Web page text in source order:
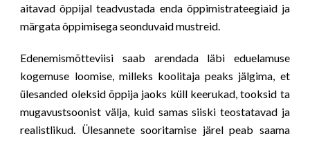
aitavad õppijal teadvustada enda õppimistrateegiaid ja
märgata õppimisega seonduvaid mustreid.
Edenemismõtteviisi saab arendada läbi eduelamuse
kogemuse loomise, milleks koolitaja peaks jälgima, et
ülesanded oleksid õppija jaoks küll keerukad, tooksid ta
mugavustsoonist välja, kuid samas siiski teostatavad ja
realistlikud. Ülesannete sooritamise järel peab saama